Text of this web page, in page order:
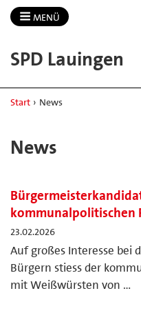
MENÜ
SPD Lauingen
Start › News
News
kommunalpolitischen
23.02.2026
Auf großes Interesse bei
Bürgern stiess der
mit Weißwürsten von …